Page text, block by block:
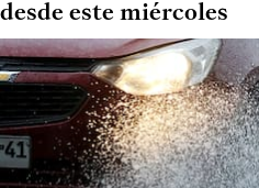
desde este miércoles